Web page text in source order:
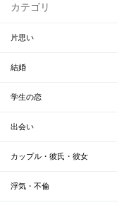
カテゴリ
片思い
結婚
学生の恋
出会い
カップル・彼氏・彼女
浮気・不倫